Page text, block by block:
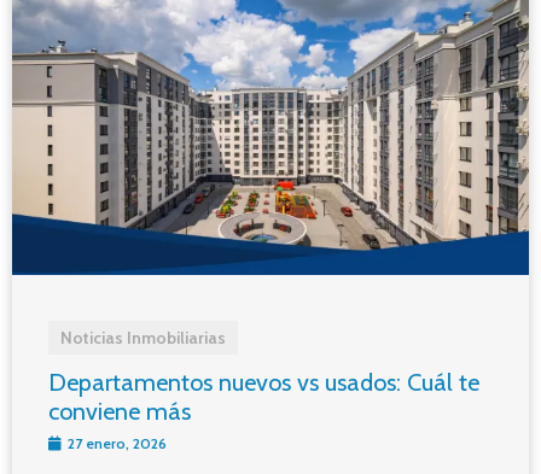
Noticias Inmobiliarias
Departamentos nuevos vs usados: Cuál te
conviene más
27 enero, 2026